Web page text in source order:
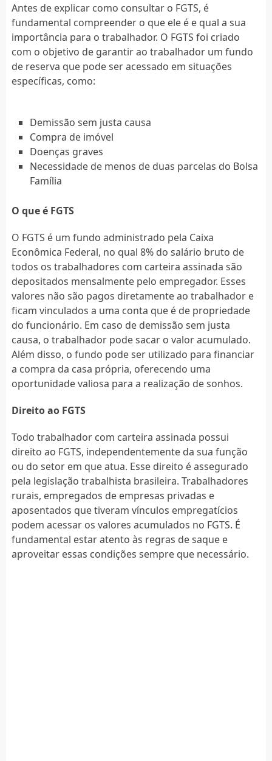
Antes de explicar como consultar o FGTS, é
fundamental compreender o que ele é e qual a sua
importância para o trabalhador. O FGTS foi criado
com o objetivo de garantir ao trabalhador um fundo
de reserva que pode ser acessado em situações
específicas, como:
Demissão sem justa causa
Compra de imóvel
Doenças graves
Necessidade de menos de duas parcelas do Bolsa
Família
O que é FGTS
O FGTS é um fundo administrado pela Caixa
Econômica Federal, no qual 8% do salário bruto de
todos os trabalhadores com carteira assinada são
depositados mensalmente pelo empregador. Esses
valores não são pagos diretamente ao trabalhador e
ficam vinculados a uma conta que é de propriedade
do funcionário. Em caso de demissão sem justa
causa, o trabalhador pode sacar o valor acumulado.
Além disso, o fundo pode ser utilizado para financiar
a compra da casa própria, oferecendo uma
oportunidade valiosa para a realização de sonhos.
Direito ao FGTS
Todo trabalhador com carteira assinada possui
direito ao FGTS, independentemente da sua função
ou do setor em que atua. Esse direito é assegurado
pela legislação trabalhista brasileira. Trabalhadores
rurais, empregados de empresas privadas e
aposentados que tiveram vínculos empregatícios
podem acessar os valores acumulados no FGTS. É
fundamental estar atento às regras de saque e
aproveitar essas condições sempre que necessário.